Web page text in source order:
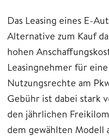
Das Leasing eines E-
Alternative zum Kauf
hohen
Leasingnehmer für
Nutzungsrechte am
Gebühr ist dabei stark
den jährlichen
dem gewählten Modell